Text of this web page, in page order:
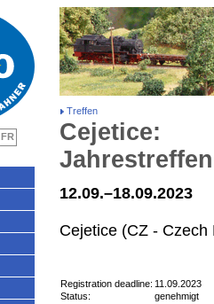
Treffen
Cejetice:
12.09.–18.09.2023
Cejetice (CZ - Czech
Registration deadline: 11.09.2023
Status:
genehmigt
FR